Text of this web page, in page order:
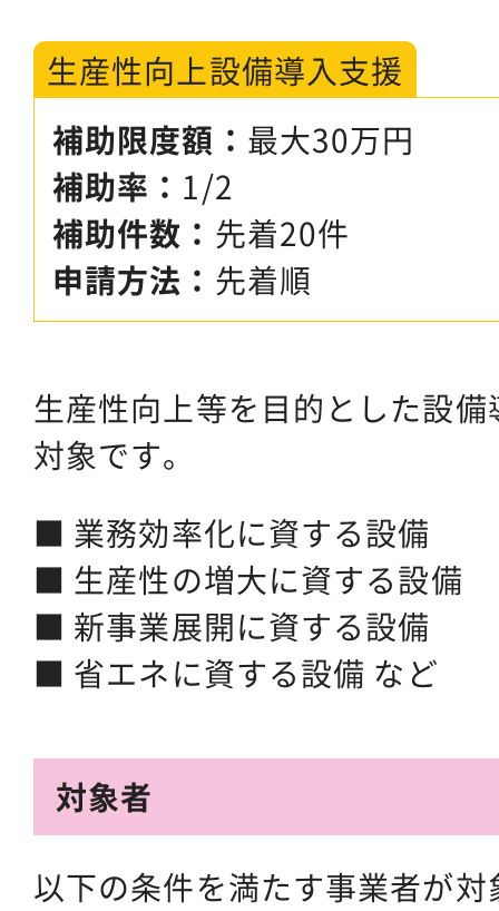
生産性向上設備導入支援
補助限度額： 最大30万円
補助率： 1/2
補助件数： 先着20件
申請方法： 先着順
生産性向上等を目的とした設
対象です。
■ 業務効率化に資する設備
■ 生産性の増大に資する設備
■ 新事業展開に資する設備
■ 省エネに資する設備 など
対象者
以下の条件を満たす事業者が対